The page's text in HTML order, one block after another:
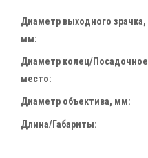
Диаметр выходного зрачка,
мм:
Диаметр колец/Посадочное
место:
Диаметр объектива, мм:
Длина/Габариты: